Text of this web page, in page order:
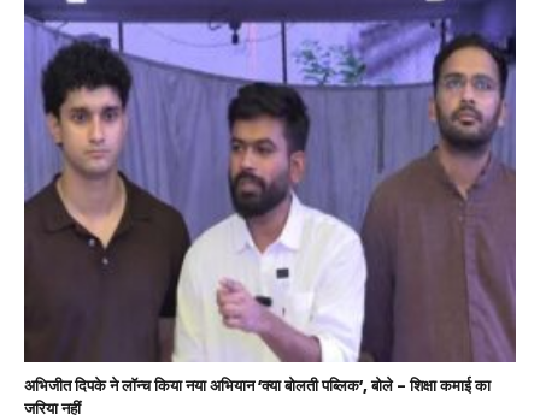
अभिजीत दिपके ने लॉन्च किया नया अभियान ‘क्या बोलती पब्लिक’, बोले – शिक्षा कमाई का
जरिया नहीं